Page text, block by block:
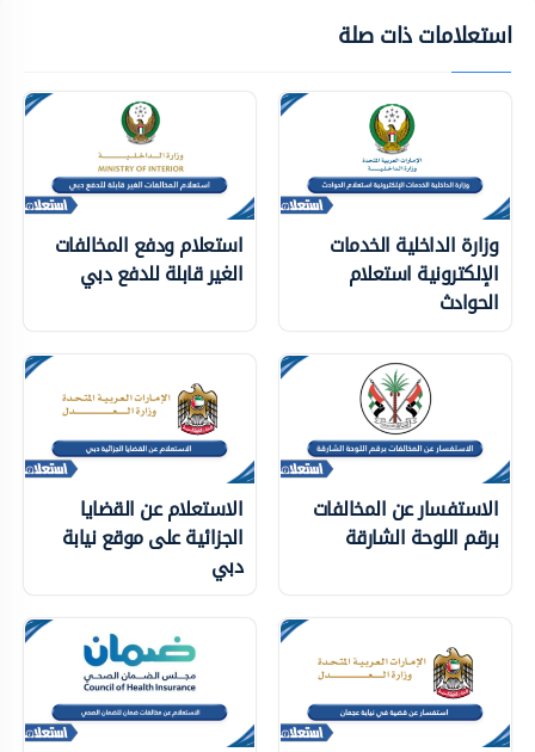
استعلامات ذات صلة
وزارة الداخلية الخدمات
الإلكترونية استعلام
الحوادث
استعلام ودفع المخالفات
الغير قابلة للدفع دبي
الاستفسار عن المخالفات
برقم اللوحة الشارقة
الاستعلام عن القضايا
الجزائية على موقع نيابة
دبي